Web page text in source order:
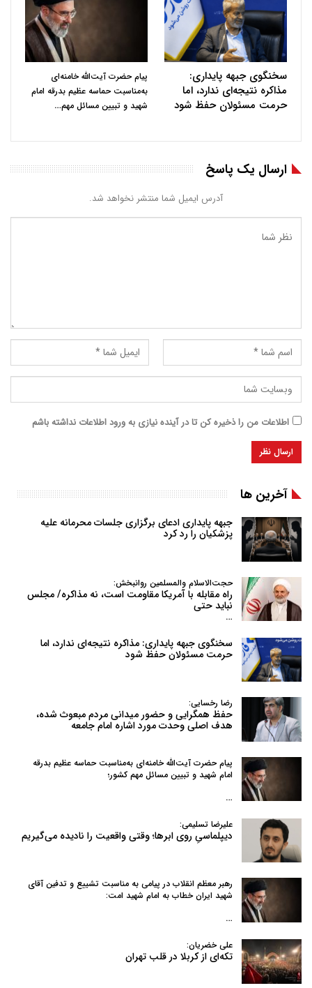
سخنگوی جبهه پایداری:
مذاکره نتیجه‌ای ندارد، اما
حرمت مسئولان حفظ شود
پیام حضرت آیت‌الله خامنه‌ای
به‌مناسبت حماسه عظیم بدرقه امام
شهید و تبیین مسائل مهم…
ارسال یک پاسخ
آدرس ایمیل شما منتشر نخواهد شد.
اطلاعات من را ذخیره کن تا در آینده نیازی به ورود اطلاعات نداشته باشم
آخرین ها
جبهه پایداری ادعای برگزاری جلسات محرمانه علیه
پزشکیان را رد کرد
حجت‌الاسلام والمسلمین روانبخش:
راه مقابله با آمریکا مقاومت است، نه مذاکره/ مجلس
نباید حتی
…
سخنگوی جبهه پایداری: مذاکره نتیجه‌ای ندارد، اما
حرمت مسئولان حفظ شود
رضا رخسایی:
حفظ همگرایی و حضور میدانی مردم مبعوث شده،
هدف اصلی وحدت مورد اشاره امام جامعه
پیام حضرت آیت‌الله خامنه‌ای به‌مناسبت حماسه عظیم بدرقه
امام شهید و تبیین مسائل مهم کشور؛
…
علیرضا تسلیمی:
دیپلماسیِ روی ابرها؛ وقتی واقعیت را نادیده می‌گیریم
رهبر معظم انقلاب در پیامی به‌ مناسبت تشییع و تدفین آقای
شهید ایران خطاب به امام شهید امت:
…
علی خضریان:
تکه‌ای از کربلا در قلب تهران